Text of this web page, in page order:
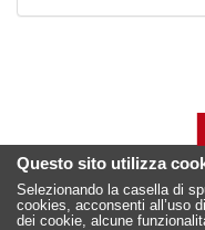
Questo sito utilizza
Selezionando la casella di
cookies, acconsenti all’uso
dei cookie, alcune